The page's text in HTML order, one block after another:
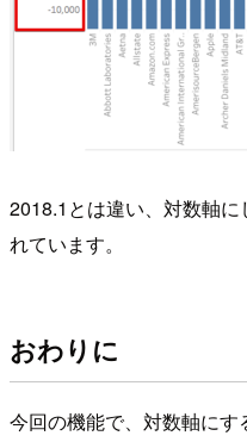
2018.1とは違い、対数軸
れています。
おわりに
今回の機能で、対数軸に